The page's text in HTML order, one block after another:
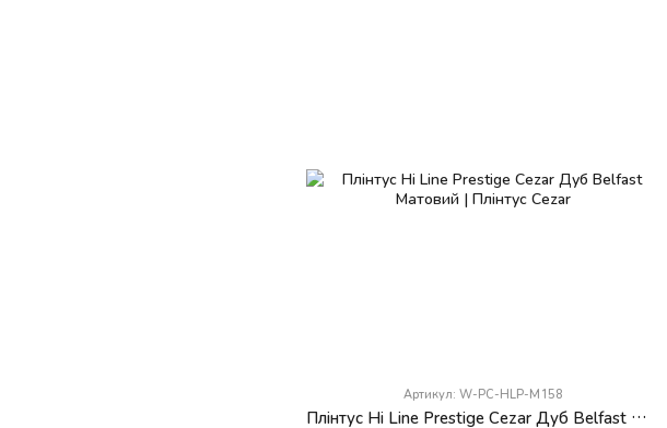
Артикул: W-PC-HLP-M158
Плінтус Hi Line Prestige Cezar Дуб Belfast Матовий